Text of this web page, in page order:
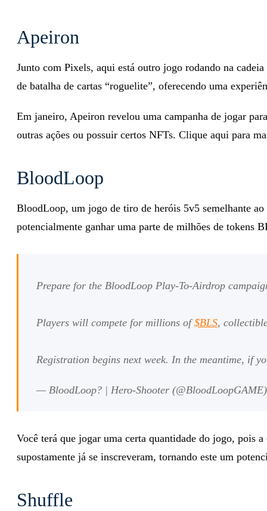
Apeiron
Junto com Pixels, aqui está outro jogo rodando na
de batalha de cartas “roguelite”, oferecendo uma
Em janeiro, Apeiron revelou uma campanha de jogar
outras ações ou possuir certos NFTs. Clique aqui para
BloodLoop
BloodLoop, um jogo de tiro de heróis 5v5 semelhante
potencialmente ganhar uma parte de milhões de tokens
Prepare for the BloodLoop Play-To-Airdrop
Players will compete for millions of$BLS,
Registration begins next week. In the meantime, if
— BloodLoop? | Hero-Shooter
Você terá que jogar uma certa quantidade do jogo, pois
supostamente já se inscreveram, tornando este um
Shuffle